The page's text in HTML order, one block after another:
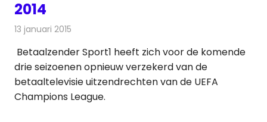
2014
13 januari 2015
Betaalzender Sport1 heeft zich voor de komende
drie seizoenen opnieuw verzekerd van de
betaaltelevisie uitzendrechten van de UEFA
Champions League.